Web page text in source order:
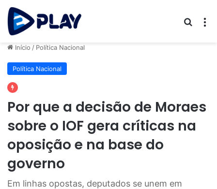
Início / Política Nacional
Política Nacional
Por que a decisão de Moraes
sobre o IOF gera críticas na
oposição e na base do
governo
Em linhas opostas, deputados se unem em